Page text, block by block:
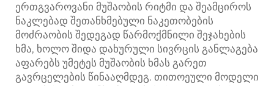
ერთგვაროვანი მუშაობის რიტმი და შეამციროს
ნაკლებად შეთანხმებული ნაკეთობების
მოძრაობის შედეგად წარმოქმნილი შეჯახების
ხმა, ხოლო შიდა დახურული სივრცის განლაგება
აფარებს უმეტეს მუშაობის ხმას გარეთ
გავრცელების წინააღმდეგ. თითოეული მოდელი